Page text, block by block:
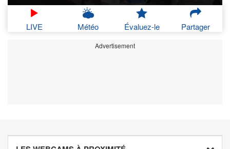
LIVE Météo Évaluez-le Partager
Advertisement